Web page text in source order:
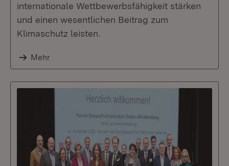
internationale Wettbewerbsfähigkeit stärken
und einen wesentlichen Beitrag zum
Klimaschutz leisten.
Mehr